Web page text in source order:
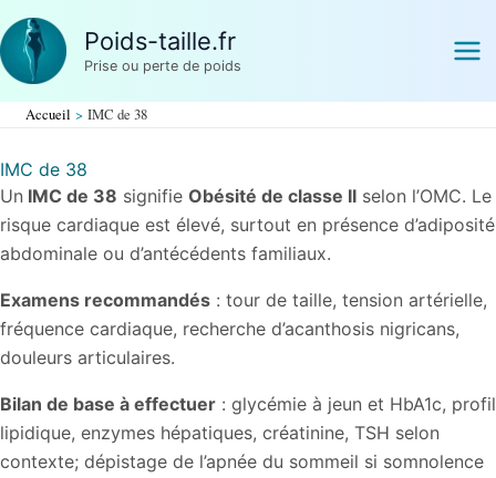
Aller
au
contenu
Poids-taille.fr
Prise ou perte de poids
Accueil IMC de 38
IMC de 38
Un IMC de 38 signifie Obésité de classe II selon l’OMC. Le
risque cardiaque est élevé, surtout en présence d’adiposité
abdominale ou d’antécédents familiaux.
Examens recommandés : tour de taille, tension artérielle,
fréquence cardiaque, recherche d’acanthosis nigricans,
douleurs articulaires.
Bilan de base à effectuer : glycémie à jeun et HbA1c, profil
lipidique, enzymes hépatiques, créatinine, TSH selon
contexte; dépistage de l’apnée du sommeil si somnolence